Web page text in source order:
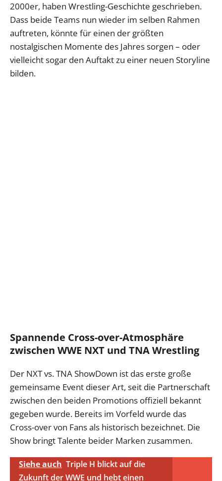
2000er, haben Wrestling-Geschichte geschrieben.
Dass beide Teams nun wieder im selben Rahmen
auftreten, könnte für einen der größten
nostalgischen Momente des Jahres sorgen – oder
vielleicht sogar den Auftakt zu einer neuen Storyline
bilden.
Spannende Cross-over-Atmosphäre
zwischen WWE NXT und TNA Wrestling
Der NXT vs. TNA ShowDown ist das erste große
gemeinsame Event dieser Art, seit die Partnerschaft
zwischen den beiden Promotions offiziell bekannt
gegeben wurde. Bereits im Vorfeld wurde das
Cross-over von Fans als historisch bezeichnet. Die
Show bringt Talente beider Marken zusammen.
Siehe auch Triple H blickt auf die
Zukunft der WWE und hebt einen